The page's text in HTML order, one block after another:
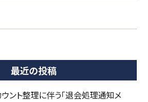
最近の投稿
ウント整理に伴う「退会処理通知メ